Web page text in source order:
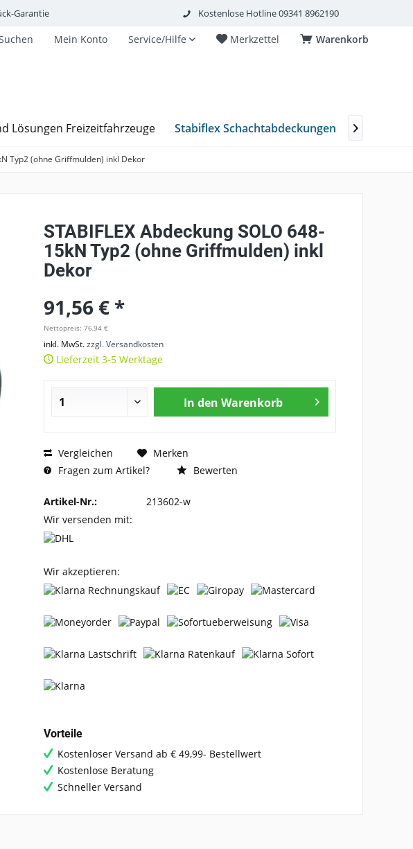
Garantie Kostenlose Hotline 09341 8962190
Warenkorb
Merkzettel
Service/Hilfe
Mein Konto
Lösungen Freizeitfahrzeuge Stabiflex Schachtabdeckungen 
Typ2 (ohne Griffmulden) inkl Dekor
STABIFLEX Abdeckung SOLO 648-
15kN Typ2 (ohne Griffmulden) inkl
Dekor
91,56 € *
Nettopreis: 76,94 €
inkl. MwSt.zzgl. Versandkosten
Lieferzeit 3-5 Werktage
In den Warenkorb
Vergleichen
Merken
Fragen zum Artikel?
Bewerten
Artikel-Nr.:
213602-w
Wir versenden mit:
Wir akzeptieren:
Vorteile
Kostenloser Versand ab € 49,99- Bestellwert
Kostenlose Beratung
Schneller Versand